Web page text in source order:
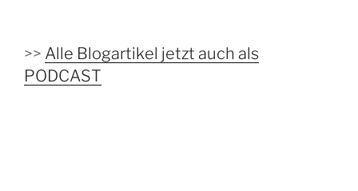
>> Alle Blogartikel jetzt auch als
PODCAST